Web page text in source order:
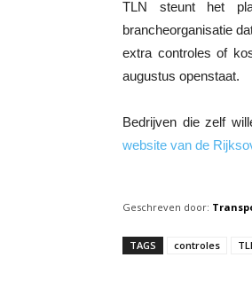
TLN steunt het
brancheorganisatie
extra controles of
augustus openstaat.
Bedrijven die zelf
website van de
Geschreven door:
TAGS controles